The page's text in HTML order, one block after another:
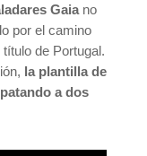
Gaiano
por el camino
de Portugal.
la plantilla de
a dos